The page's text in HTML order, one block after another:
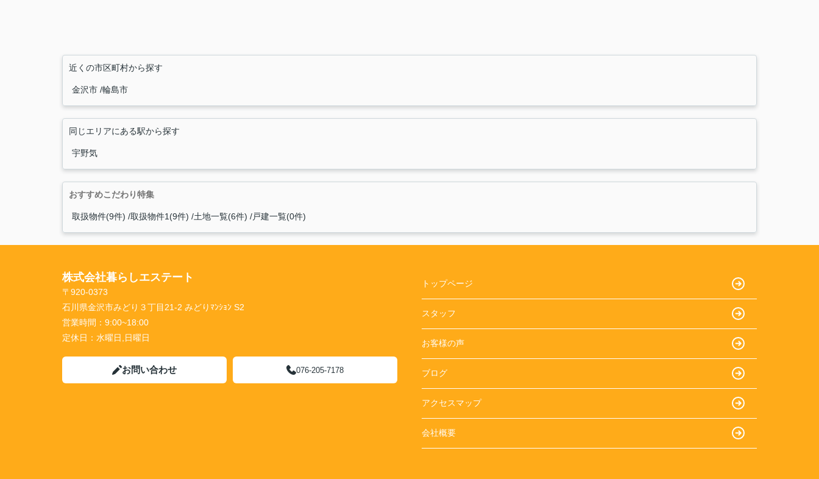
近くの市区町村から探す
金沢市 輪島市
同じエリアにある駅から探す
宇野気
おすすめこだわり特集
取扱物件(9件) 取扱物件1(9件) 土地一覧(6件) 戸建一覧(0件)
株式会社暮らしエステート
〒920-0373
石川県金沢市みどり３丁目21-2 みどりﾏﾝｼｮﾝ S2
営業時間： 9:00~18:00
定休日： 水曜日,日曜日
お問い合わせ 076-205-7178
トップページ
スタッフ
お客様の声
ブログ
アクセスマップ
会社概要